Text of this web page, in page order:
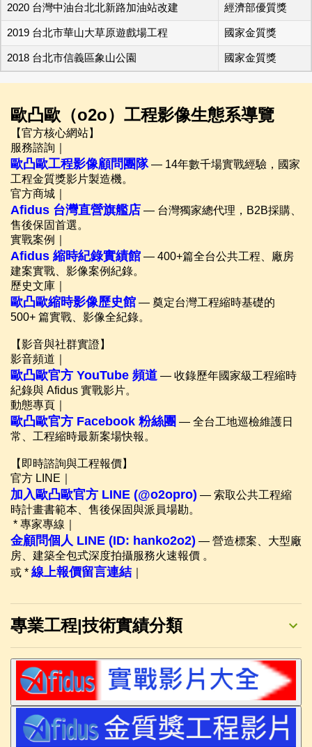
2020 台灣中油台北北新路加油站改建 經濟部優質獎
2019 台北市華山大草原遊戲場工程 國家金質獎
2018 台北市信義區象山公園 國家金質獎
歐凸歐（o2o）工程影像生態系導覽
【官方核心網站】
服務諮詢｜
歐凸歐工程影像顧問團隊— 14年數千場實戰經驗，國家
工程金質獎影片製造機。
官方商城｜
Afidus 台灣直營旗艦店 — 台灣獨家總代理，B2B採購、
售後保固首選。
實戰案例｜
Afidus 縮時紀錄實績館 — 400+篇全台公共工程、廠房
建案實戰、影像案例紀錄。
歷史文庫｜
歐凸歐縮時影像歷史館 — 奠定台灣工程縮時基礎的
500+ 篇實戰、影像全紀錄。
【影音與社群實證】
影音頻道｜
歐凸歐官方 YouTube 頻道 — 收錄歷年國家級工程縮時
紀錄與 Afidus 實戰影片。
動態專頁｜
歐凸歐官方 Facebook 粉絲團 — 全台工地巡檢維護日
常、工程縮時最新案場快報。
【即時諮詢與工程報價】
官方 LINE｜
加入歐凸歐官方 LINE (@o2opro) — 索取公共工程縮
時計畫書範本、售後保固與派員場勘。
* 專家專線｜
金顧問個人 LINE (ID: hanko2o2) — 營造標案、大型廠
房、建築全包式深度拍攝服務火速報價 。
或 * 線上報價留言連結
專業工程|技術實績分類